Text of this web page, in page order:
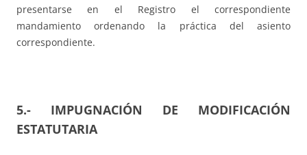
presentarse en el Registro el correspondiente
mandamiento ordenando la práctica del asiento
correspondiente.
5.- IMPUGNACIÓN DE MODIFICACIÓN
ESTATUTARIA